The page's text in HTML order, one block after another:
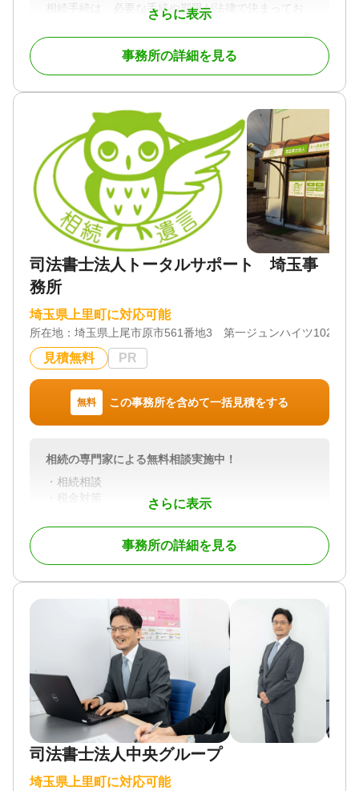
さらに表示
相続手続は、必要な手続や期限が法律で決まってお
り、必要書類も多岐にわたるなど複雑な面もござい
ます。
相続の不安や疑問を少しでも解消できるよう、弊所
では丁寧かつ迅速なご対応を心がけております。
まずはお気軽にご相談ください。
対応地域
埼玉県
対応業務
遺言書 / 遺産分割 / 相続財産調査 / 相続登記 / 相続放
棄 / 相続手続き / 銀行手続き / 戸籍収集 / 相続人調査
/ 生前贈与（不動産名義変更）
対応体制
訪問可 / 土日相談可 / 初回相談無料 / 18時以降相談可
事務所の詳細を見る
司法書士法人トータルサポート 埼玉事
務所
埼玉県上里町に対応可能
所在地： 埼玉県上尾市原市561番地3 第一ジュンハイツ102号室
見積無料 PR
無料 この事務所を含めて一括見積をする
さらに表示
相続の専門家による無料相談実施中！
・相続相談
・税金対策
・家族信託
対応地域
埼玉県
遺言書 / 遺産分割 / 相続登記 / 相続放棄 / 成年後見 /
家族信託 / 相続手続き / 銀行手続き / 戸籍収集 / 相続
人調査
対応体制
土日相談可 / 初回相談無料 / 事務所面談可
事務所の詳細を見る
司法書士法人中央グループ
埼玉県上里町に対応可能